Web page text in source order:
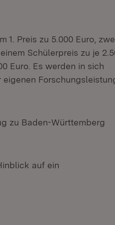
Preis zu 5.000 Euro,
Schülerpreis zu je
Euro. Es werden in sich
zu Baden-Württemberg
auf ein